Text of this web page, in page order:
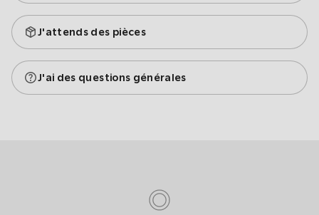
J'attends des pièces
J'ai des questions générales